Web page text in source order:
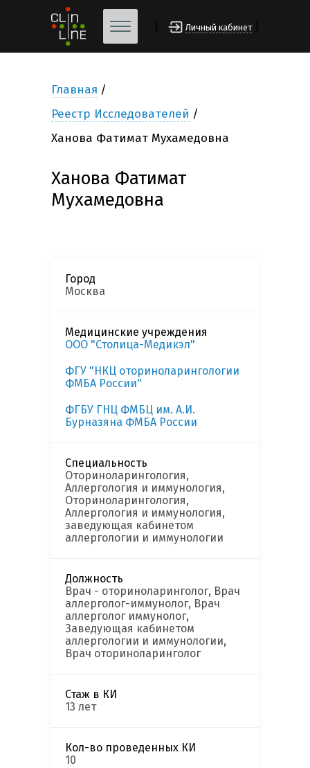
Личный кабинет
Главная
Реестр Исследователей
Ханова Фатимат Мухамедовна
Ханова Фатимат
Мухамедовна
Город
Москва
Медицинские учреждения
ООО "Столица-Медикэл"
ФГУ "НКЦ оториноларингологии
ФМБА России"
ФГБУ ГНЦ ФМБЦ им. А.И.
Бурназяна ФМБА России
Специальность
Оториноларингология,
Аллергология и иммунология,
Оториноларингология,
Аллергология и иммунология,
заведующая кабинетом
аллергологии и иммунологии
Должность
Врач - оториноларинголог, Врач
аллерголог-иммунолог, Врач
аллерголог иммунолог,
Заведующая кабинетом
аллергологии и иммунологии,
Врач оториноларинголог
Стаж в КИ
13 лет
Кол-во проведенных КИ
10